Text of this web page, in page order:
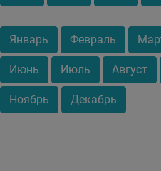
Январь Февраль
Июнь Июль Август
Ноябрь Декабрь